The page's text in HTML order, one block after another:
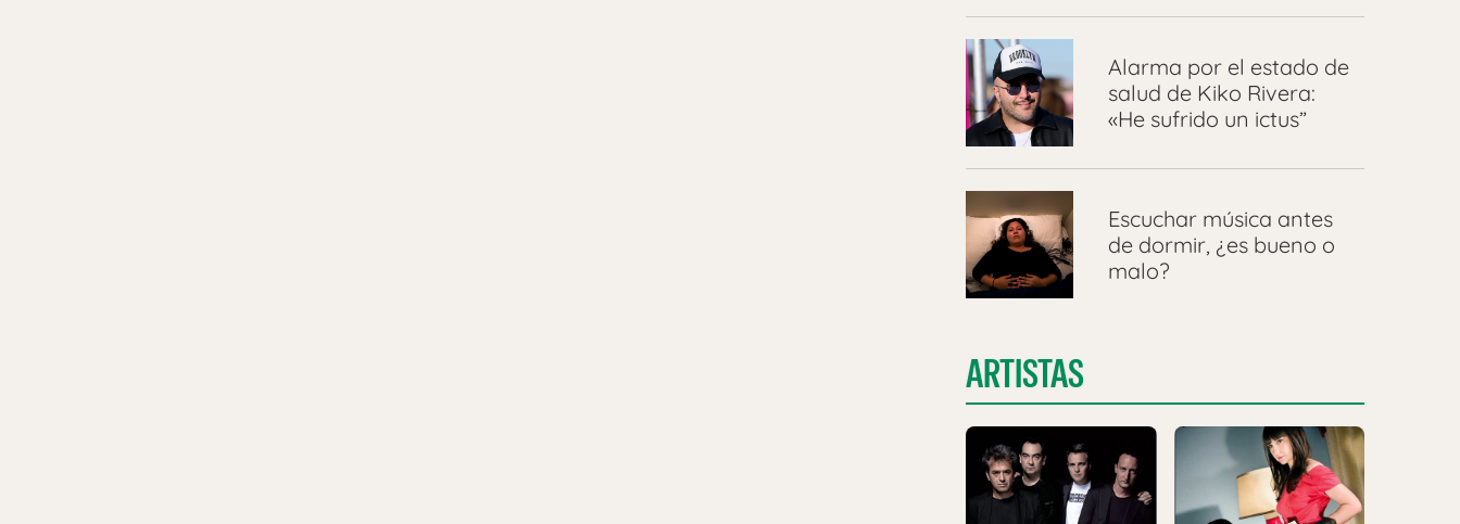
Alarma por el estado de
salud de Kiko Rivera:
«He sufrido un ictus”
Escuchar música antes
de dormir, ¿es bueno o
malo?
ARTISTAS